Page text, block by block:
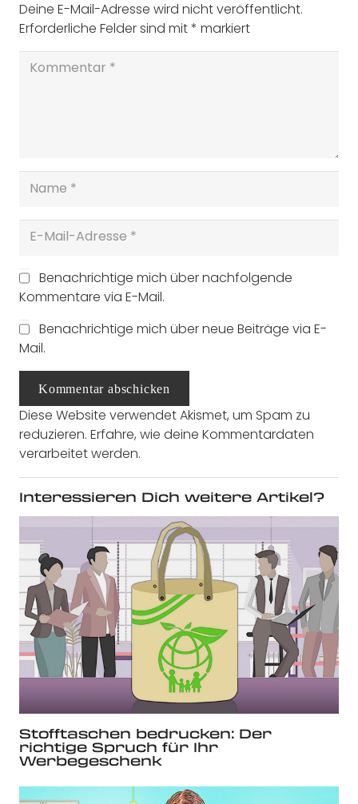
Deine E-Mail-Adresse wird nicht veröffentlicht.
Erforderliche Felder sind mit* markiert
Benachrichtige mich über nachfolgende
Kommentare via E-Mail.
Benachrichtige mich über neue Beiträge via E-
Mail.
Kommentar abschicken
Diese Website verwendet Akismet, um Spam zu
reduzieren. Erfahre, wie deine Kommentardaten
verarbeitet werden.
Interessieren Dich weitere Artikel?
Stofftaschen bedrucken: Der
richtige Spruch für Ihr
Werbegeschenk